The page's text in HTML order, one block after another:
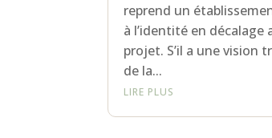
reprend un
à l’identité en décalage
projet. S’il a une vision
de la...
LIRE PLUS